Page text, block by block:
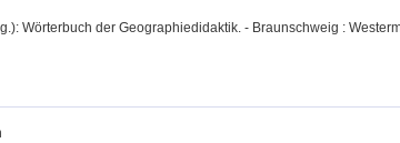
Wörterbuch der Geographiedidaktik. - Braunschweig :